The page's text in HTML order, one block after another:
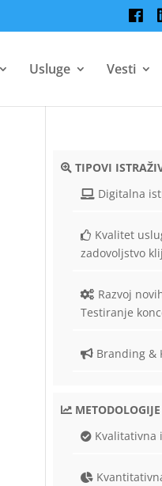
Usluge Vesti
TIPOVI
Digitalna
Kvalitet
zadovoljstvo
Razvoj
Testiranje
Branding &
METODOLOGIJE
Kvalitativna